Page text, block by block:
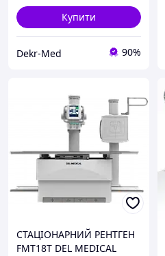
Купити
Dekr-Med 90%
СТАЦІОНАРНИЙ РЕНТГЕН
FMT18T DEL MEDICAL